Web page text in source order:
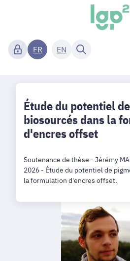
FR EN
Étude du potentiel
biosourcés dans la
d'encres offset
Soutenance de thèse - Jérémy
2026 - Étude du potentiel de
la formulation d'encres offset.